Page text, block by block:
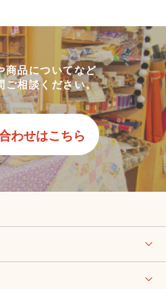
商品についてなど
ご相談ください。
わせはこちら